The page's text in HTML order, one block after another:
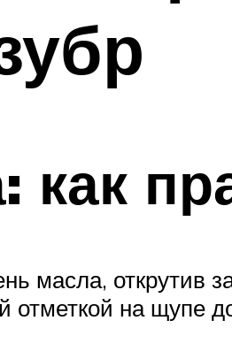
как
масла, открутив
на щупе